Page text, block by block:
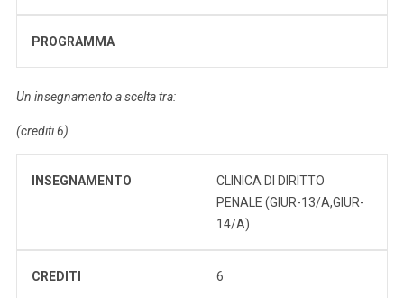
PROGRAMMA
Un insegnamento a scelta tra:
(crediti 6)
INSEGNAMENTO
CLINICA DI DIRITTO
PENALE (GIUR-13/A,GIUR-
14/A)
CREDITI 6